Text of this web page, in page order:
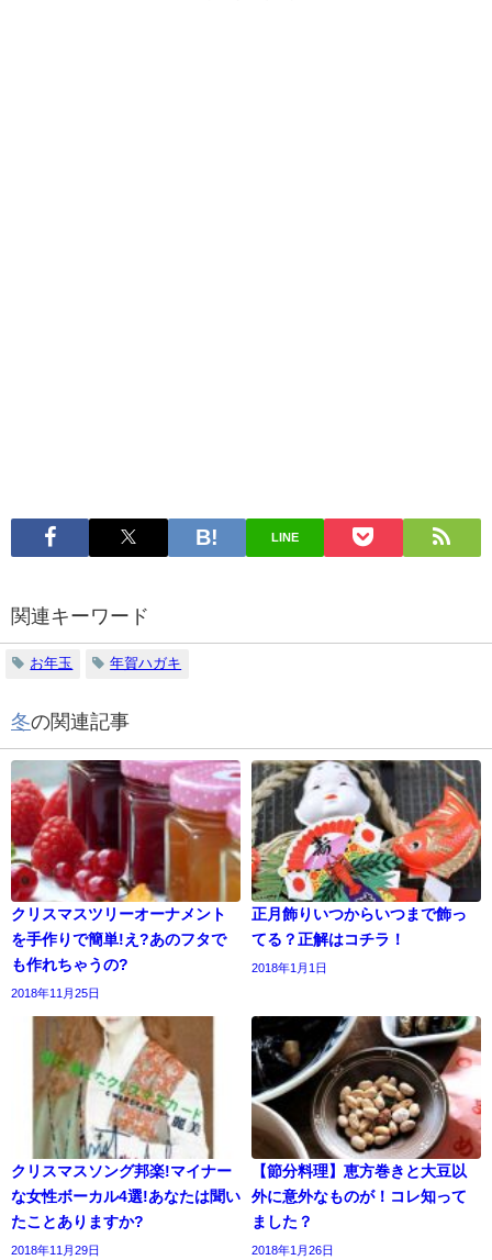
LINE
関連キーワード
お年玉 年賀ハガキ
冬の関連記事
クリスマスツリーオーナメント
を手作りで簡単!え?あのフタで
も作れちゃうの?
2018年11月25日
正月飾りいつからいつまで飾っ
てる？正解はコチラ！
2018年1月1日
クリスマスソング邦楽!マイナー
な女性ボーカル4選!あなたは聞い
たことありますか?
2018年11月29日
【節分料理】恵方巻きと大豆以
外に意外なものが！コレ知って
ました？
2018年1月26日